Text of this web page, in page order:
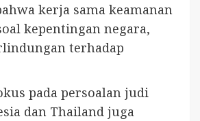
kerja sama keamanan
kepentingan negara,
terhadap
pada persoalan judi
dan Thailand juga